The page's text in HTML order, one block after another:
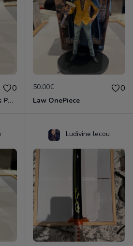
0
Dustin Stranger Things POP
50.00€ 0
Law OnePiece
Ludivine lecou